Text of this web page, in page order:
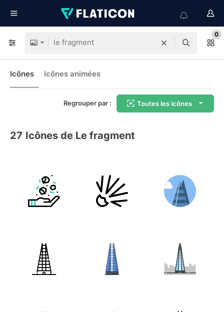
0
Icônes Icônes animées
Regrouper par : Toutes les icônes
27 Icônes de Le fragment